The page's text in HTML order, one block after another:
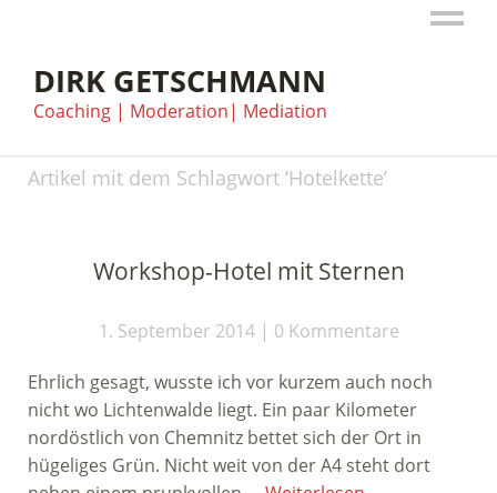
DIRK GETSCHMANN
Coaching | Moderation| Mediation
Artikel mit dem Schlagwort ‘Hotelkette’
Workshop-Hotel mit Sternen
1. September 2014 0 Kommentare
Ehrlich gesagt, wusste ich vor kurzem auch noch
nicht wo Lichtenwalde liegt. Ein paar Kilometer
nordöstlich von Chemnitz bettet sich der Ort in
hügeliges Grün. Nicht weit von der A4 steht dort